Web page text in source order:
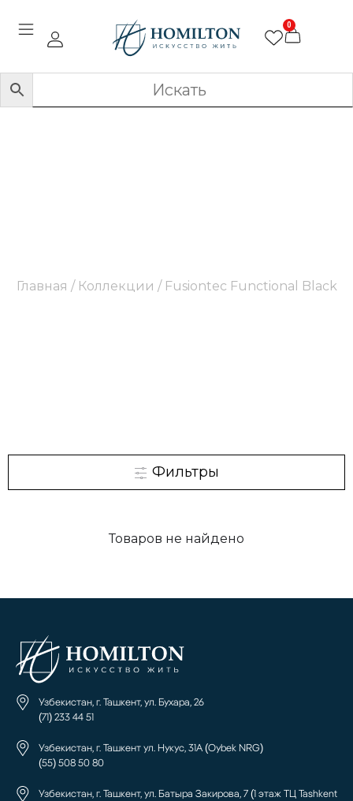
0
Главная / Коллекции / Fusiontec Functional Black
Фильтры
Товаров не найдено
Узбекистан, г. Ташкент, ул. Бухара, 26
(71) 233 44 51
Узбекистан, г. Ташкент ул. Нукус, 31А (Oybek NRG)
(55) 508 50 80
Узбекистан, г. Ташкент, ул. Батыра Закирова, 7 (1 этаж ТЦ Tashkent